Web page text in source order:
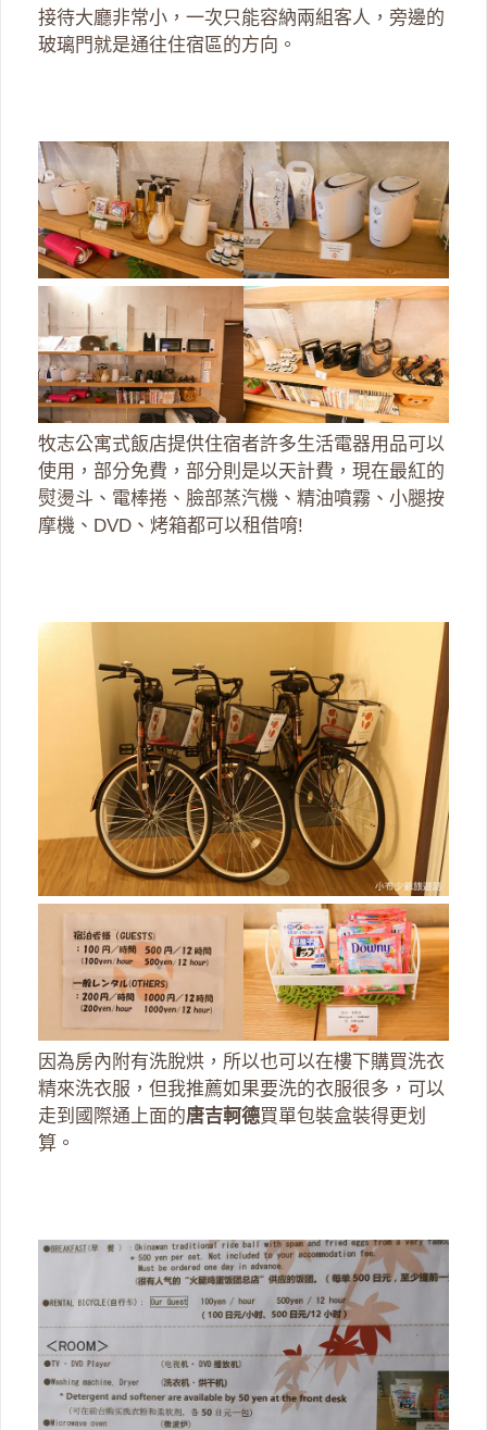
接待大廳非常小，一次只能容納兩組客人，旁邊的
玻璃門就是通往住宿區的方向。
牧志公寓式飯店提供住宿者許多生活電器用品可以
使用，部分免費，部分則是以天計費，現在最紅的
熨燙斗、電棒捲、臉部蒸汽機、精油噴霧、小腿按
摩機、DVD、烤箱都可以租借唷!
因為房內附有洗脫烘，所以也可以在樓下購買洗衣
精來洗衣服，但我推薦如果要洗的衣服很多，可以
走到國際通上面的唐吉軻德買單包裝盒裝得更划
算。